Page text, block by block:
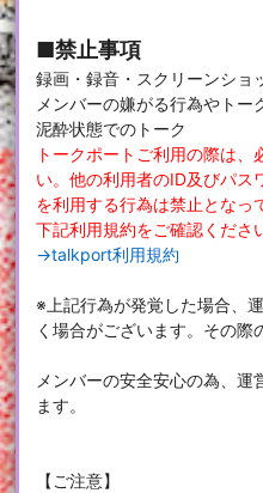
■禁止事項
録画・録音・スクリーンショ
メンバーの嫌がる行為やトー
泥酔状態でのトーク
トークポートご利用の際は
い。他の利用者のID及びパス
を利用する行為は禁止となっ
下記利用規約をご確認くださ
→talkport利用規約
※上記行為が発覚した場合、
く場合がございます。その際
メンバーの安全安心の為、運
ます。
【ご注意】